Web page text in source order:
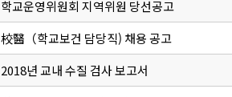
학교운영위원회 지역위원 당선공고
校醫（학교보건 담당직) 채용 공고
2018년 교내 수질 검사 보고서